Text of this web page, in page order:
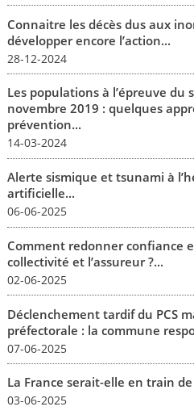
Connaitre les décès dus aux
développer encore l’action...
28-12-2024
Les populations à l’épreuve du
novembre 2019 : quelques
prévention...
14-03-2024
Alerte sismique et tsunami à
artificielle...
06-06-2025
Comment redonner confiance
collectivité et l’assureur ?...
02-06-2025
Déclenchement tardif du PCS
préfectorale : la commune
07-06-2025
La France serait-elle en train
03-06-2025